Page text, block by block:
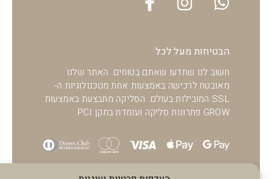
הבטיחות מעל לכל
חשוב לנו שתדעו שאתם בטוחים. האתר שלנו
מאובטח לרכישה באמצעות אחת מטכנולוגיות ה-
SSL המובילות בעולם. הסליקה מתבצעת באמצעות
GROW פתרונות סליקה ועומדת בתקן PCI.